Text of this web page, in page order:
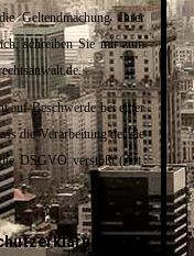
Geltendmachung Ihrer
schreiben Sie mir zum
auf Beschwerde bei einer
die Verarbeitung der sie
die DSGVO verstößt (Art.